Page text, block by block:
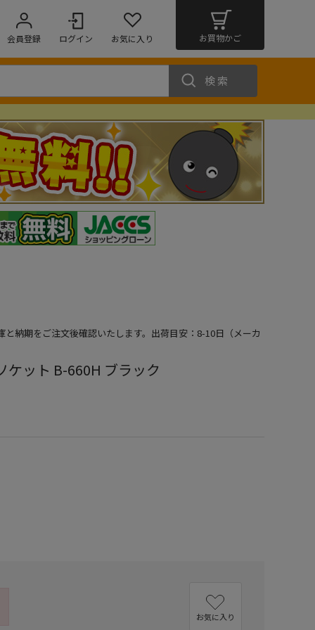
会員登録 ログイン お気に入り お買物かご
検索
納期をご注文後確認いたします。出荷目安：8-10日（メーカ
ット B-660H ブラック
お気に入り